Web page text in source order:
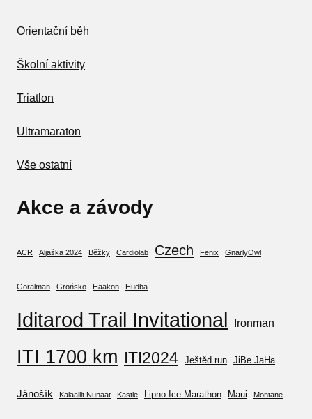
Orientační běh
Školní aktivity
Triatlon
Ultramaraton
Vše ostatní
Akce a závody
ACR Aljaška 2024 Běžky Cardiolab Czech Fenix GnarlyOwl
Goralman Grońsko Haakon Hudba
Iditarod Trail Invitational Ironman
ITI 1700 km ITI2024 Ještěd run JiBe JaHa
Jánošík Kalaallit Nunaat Kastle Lipno Ice Marathon Maui Montane